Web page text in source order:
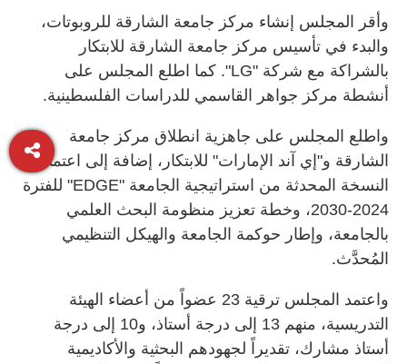
وأقر المجلس إنشاء مركز جامعة الشارقة للروبوتات،
والبدء في تأسيس مركز جامعة الشارقة للابتكار
بالشراكة مع شركة "LG". كما اطلع المجلس على
أنشطة مركز جواهر القاسمي للدراسات الفلسطينية.
واطلع المجلس على جاهزية انطلاق مركز جامعة
الشارقة و"إي آند الإمارات" للابتكار، إضافة إلى اعتماد
النسخة المحدثة من استراتيجية الجامعة "EDGE" للفترة
2024-2030، وخطة تعزيز منظومة البحث العلمي
بالجامعة، وإطار حوكمة الجامعة والهيكل التنظيمي
المُحدَّث.
واعتمد المجلس ترقية 23 عضواً من أعضاء الهيئة
التدريسية، منهم 13 إلى درجة أستاذ، و10 إلى درجة
أستاذ مشارك، تقديراً لجهودهم البحثية والأكاديمية